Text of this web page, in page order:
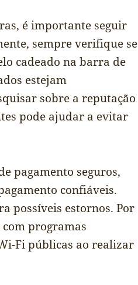
é importante seguir
sempre verifique se
cadeado na barra de
estejam
sobre a reputação
pode ajudar a evitar
pagamento seguros,
confiáveis.
possíveis estornos. Por
programas
Fi públicas ao realizar